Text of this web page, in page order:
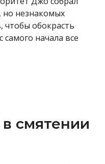
но незнакомых
чтобы обокрасть
начала все
смятении